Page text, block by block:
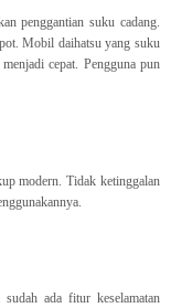
penggantian suku cadang.
Mobil daihatsu yang suku
cepat. Pengguna pun
modern. Tidak ketinggalan
ada fitur keselamatan